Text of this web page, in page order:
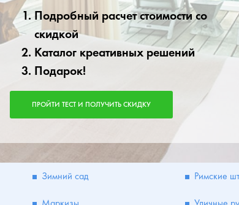
Подробный расчет стоимости со
скидкой
Каталог креативных решений
Подарок!
ПРОЙТИ ТЕСТ И ПОЛУЧИТЬ СКИДКУ
Зимний сад Римские